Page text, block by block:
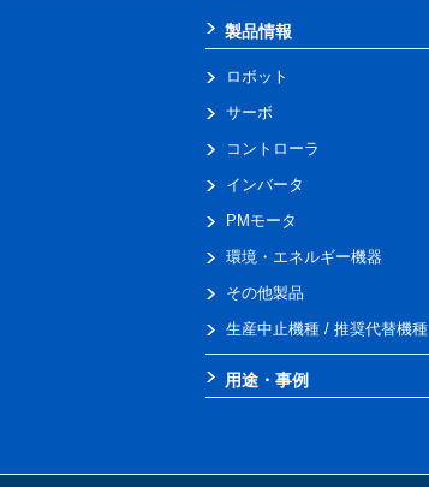
製品情報
ロボット
サーボ
コントローラ
インバータ
PMモータ
環境・エネルギー機器
その他製品
生産中止機種 / 推奨代替機種
用途・事例